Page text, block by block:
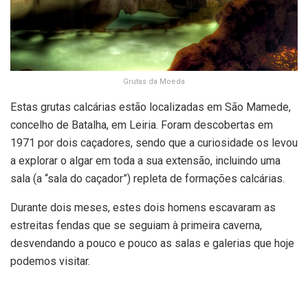
Grutas da Moeda
Estas grutas calcárias estão localizadas em São Mamede,
concelho de Batalha, em Leiria. Foram descobertas em
1971 por dois caçadores, sendo que a curiosidade os levou
a explorar o algar em toda a sua extensão, incluindo uma
sala (a “sala do caçador”) repleta de formações calcárias.
Durante dois meses, estes dois homens escavaram as
estreitas fendas que se seguiam à primeira caverna,
desvendando a pouco e pouco as salas e galerias que hoje
podemos visitar.